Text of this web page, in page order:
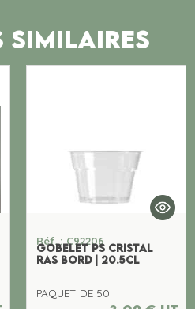
SIMILAIRES
Réf. : C92206
GOBELET PS CRISTAL
RAS BORD | 20.5CL
PAQUET DE 50